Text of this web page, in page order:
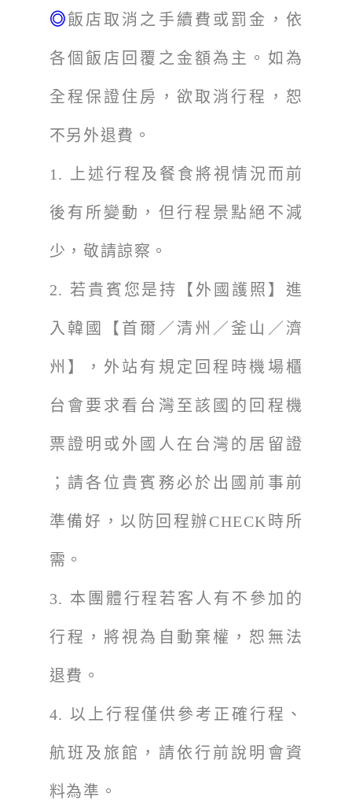
◎飯店取消之手續費或罰金，依
各個飯店回覆之金額為主。如為
全程保證住房，欲取消行程，恕
不另外退費。
1. 上述行程及餐食將視情況而前
後有所變動，但行程景點絕不減
少，敬請諒察。
2. 若貴賓您是持【外國護照】進
入韓國【首爾／清州／釜山／濟
州】，外站有規定回程時機場櫃
台會要求看台灣至該國的回程機
票證明或外國人在台灣的居留證
；請各位貴賓務必於出國前事前
準備好，以防回程辦CHECK時所
需。
3. 本團體行程若客人有不參加的
行程，將視為自動棄權，恕無法
退費。
4. 以上行程僅供參考正確行程、
航班及旅館，請依行前說明會資
料為準。